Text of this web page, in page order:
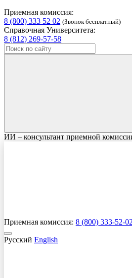
Приемная комиссия:
8 (800) 333 52 02 (Звонок бесплатный)
Справочная Университета:
8 (812) 269-57-58
ИИ – консультант приемной
Приемная комиссия: 8 (800) 333-52-02
Русский English